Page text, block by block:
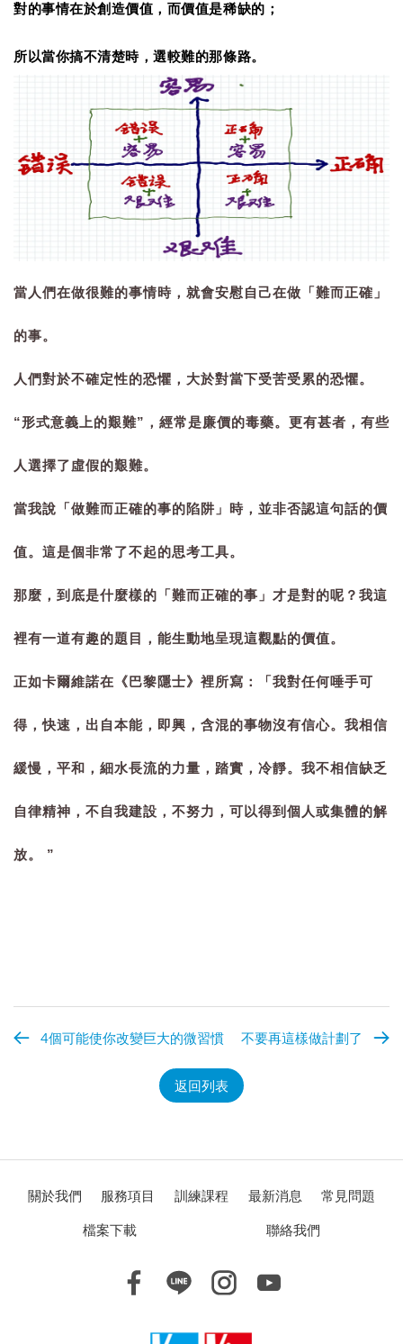
對的事情在於創造價值，而價值是稀缺的；
所以當你搞不清楚時，選較難的那條路。
當人們在做很難的事情時，就會安慰自己在做「難而正確」
的事。
人們對於不確定性的恐懼，大於對當下受苦受累的恐懼。
“形式意義上的艱難”，經常是廉價的毒藥。 更有甚者，有些
人選擇了虛假的艱難。
當我說「做難而正確的事的陷阱」時，並非否認這句話的價
值。這是個非常了不起的思考工具。
那麼，到底是什麼樣的「難而正確的事」才是對的呢？我這
裡有一道有趣的題目，能生動地呈現這觀點的價值。
正如卡爾維諾在《巴黎隱士》裡所寫： 「我對任何唾手可
得，快速，出自本能，即興，含混的事物沒有信心。我相信
緩慢，平和，細水長流的力量，踏實，冷靜。我不相信缺乏
自律精神，不自我建設，不努力，可以得到個人或集體的解
放。 ”
4個可能使你改變巨大的微習慣 不要再這樣做計劃了
返回列表
關於我們 服務項目 訓練課程 最新消息
常見問題
檔案下載
聯絡我們